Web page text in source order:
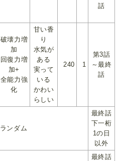
話
破壊力増
加
回復力増
加+
全能力強
化
甘い香
り
水気が
ある
実って
いる
かわい
らしい
240 1
第3話
～最終
話
ランダム
最終話
下一桁
1の日
以外
最終話